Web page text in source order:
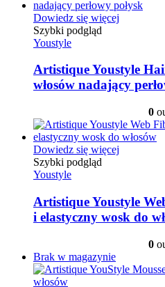
Dowiedz się więcej
Szybki podgląd
Youstyle
Artistique Youstyle
włosów nadający
0
Dowiedz się więcej
Szybki podgląd
Youstyle
Artistique Youstyle
i elastyczny wosk do
0
Brak w magazynie